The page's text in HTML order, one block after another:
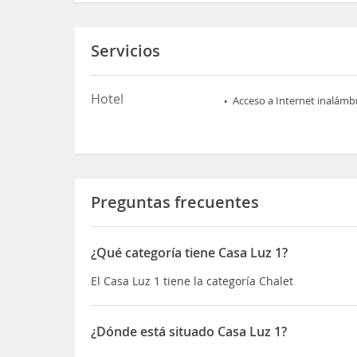
Servicios
Hotel Acceso a Internet
Preguntas frecuentes
¿Qué categoría tiene Casa Luz 1?
El Casa Luz 1 tiene la categoría Chalet
¿Dónde está situado Casa Luz 1?